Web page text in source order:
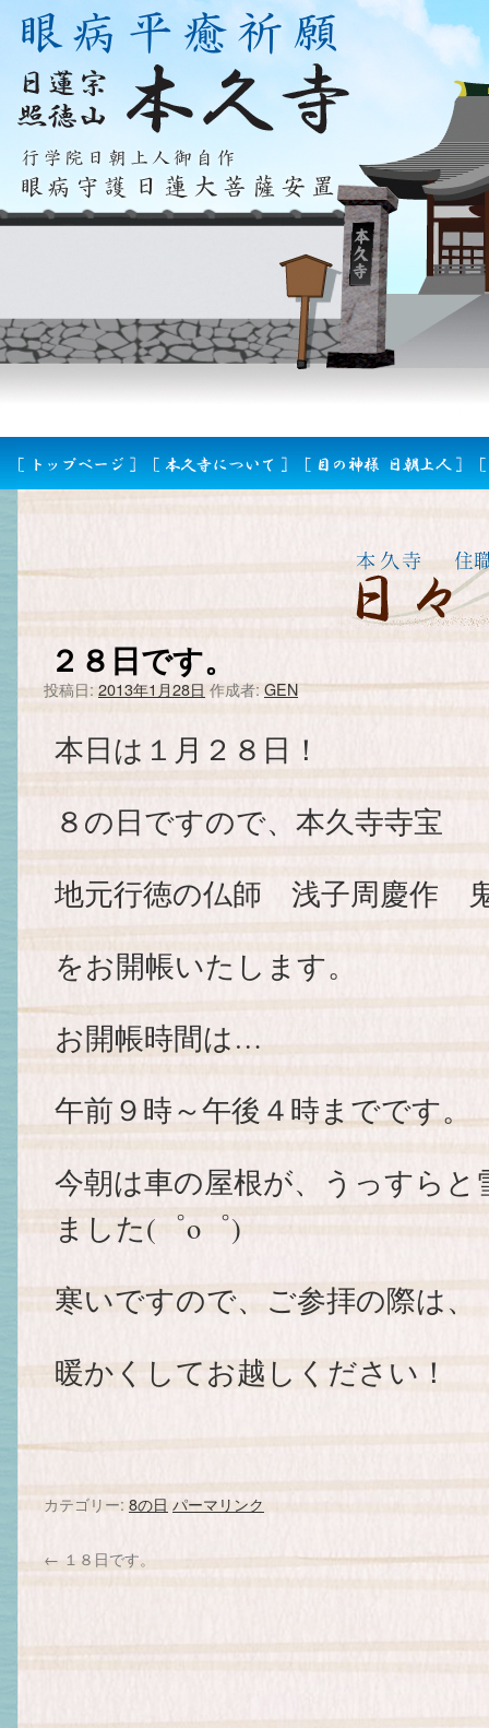
２８日です。
投稿日: 2013年1月28日 作成者: GEN
本日は１月２８日！
８の日ですので、本久寺寺宝
地元行徳の仏師 浅子周慶作
をお開帳いたします。
お開帳時間は…
午前９時～午後４時までです。
今朝は車の屋根が、うっすら
ました(゜o゜)
寒いですので、ご参拝の際は、
暖かくしてお越しください！
カテゴリー: 8の日 パーマリンク
← １８日です。